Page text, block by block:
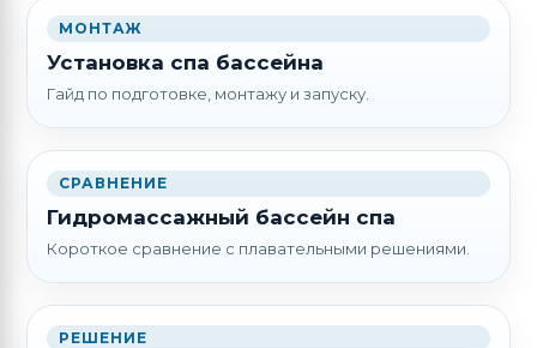
МОНТАЖ
Установка спа бассейна
Гайд по подготовке, монтажу и запуску.
СРАВНЕНИЕ
Гидромассажный бассейн спа
Короткое сравнение с плавательными решениями.
РЕШЕНИЕ